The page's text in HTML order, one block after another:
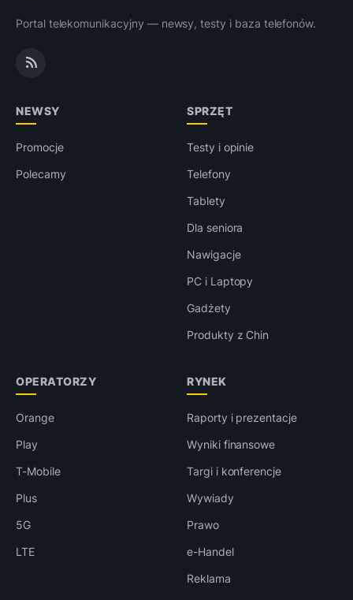
Portal telekomunikacyjny — newsy, testy i baza telefonów.
NEWSY
Promocje
Polecamy
SPRZĘT
Testy i opinie
Telefony
Tablety
Dla seniora
Nawigacje
PC i Laptopy
Gadżety
Produkty z Chin
OPERATORZY
Orange
Play
T-Mobile
Plus
5G
LTE
RYNEK
Raporty i prezentacje
Wyniki finansowe
Targi i konferencje
Wywiady
Prawo
e-Handel
Reklama